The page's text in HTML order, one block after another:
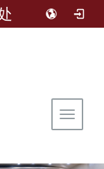
Toggle